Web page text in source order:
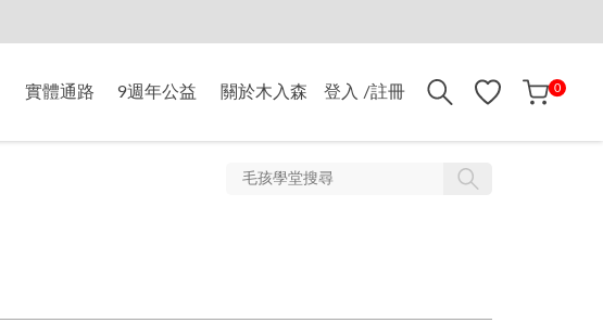
實體通路 9週年公益 關於木入森 登入 /註冊 0